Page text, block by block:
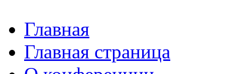
Главная
Главная страница